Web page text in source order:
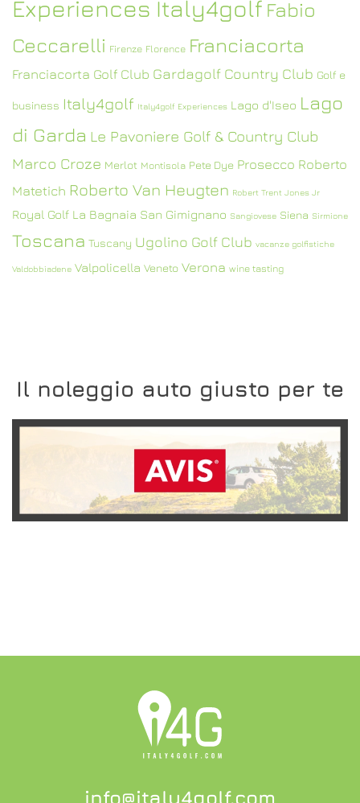
Experiences Italy4golf Fabio
Ceccarelli Firenze Florence Franciacorta
Franciacorta Golf Club Gardagolf Country Club Golf e
business Italy4golf Italy4golf Experiences Lago d'Iseo Lago
di Garda Le Pavoniere Golf & Country Club
Marco Croze Merlot Montisola Pete Dye Prosecco Roberto
Matetich Roberto Van Heugten Robert Trent Jones Jr
Royal Golf La Bagnaia San Gimignano Sangiovese Siena Sirmione
Toscana Tuscany Ugolino Golf Club vacanze golfistiche
Valdobbiadene Valpolicella Veneto Verona wine tasting
Il noleggio auto giusto per te
SCOPRI L'OFFERTA
info@italy4golf.com